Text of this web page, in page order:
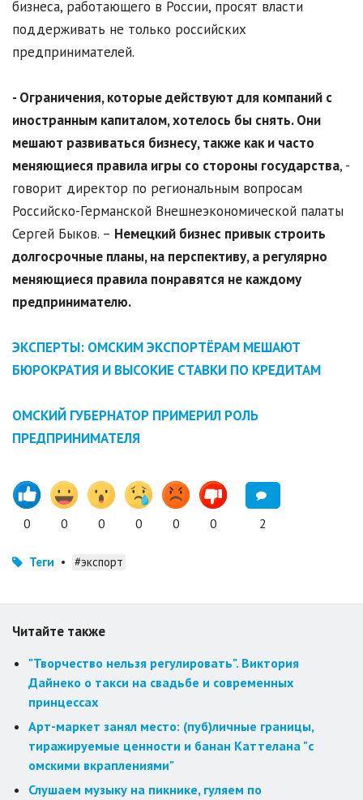
бизнеса, работающего в России, просят власти
поддерживать не только российских
предпринимателей.
- Ограничения, которые действуют для компаний с
иностранным капиталом, хотелось бы снять. Они
мешают развиваться бизнесу, также как и часто
меняющиеся правила игры со стороны государства, -
говорит директор по региональным вопросам
Российско-Германской Внешнеэкономической палаты
Сергей Быков. – Немецкий бизнес привык строить
долгосрочные планы, на перспективу, а регулярно
меняющиеся правила понравятся не каждому
предпринимателю.
ЭКСПЕРТЫ: ОМСКИМ ЭКСПОРТЁРАМ МЕШАЮТ
БЮРОКРАТИЯ И ВЫСОКИЕ СТАВКИ ПО КРЕДИТАМ
ОМСКИЙ ГУБЕРНАТОР ПРИМЕРИЛ РОЛЬ
ПРЕДПРИНИМАТЕЛЯ
0 0 0 0 0 0 2
Теги • #экспорт
Читайте также
"Творчество нельзя регулировать". Виктория
Дайнеко о такси на свадьбе и современных
принцессах
Арт-маркет занял место: (пуб)личные границы,
тиражируемые ценности и банан Каттелана "с
омскими вкраплениями"
Слушаем музыку на пикнике, гуляем по